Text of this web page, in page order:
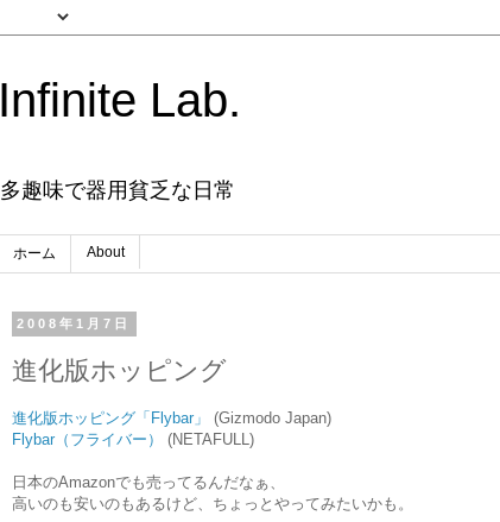
Infinite Lab.
多趣味で器用貧乏な日常
ホーム About
2008年1月7日
進化版ホッピング
進化版ホッピング「Flybar」
(Gizmodo Japan)
Flybar（フライバー）
(NETAFULL)
日本のAmazonでも売ってるんだなぁ、
高いのも安いのもあるけど、ちょっとやってみたいかも。